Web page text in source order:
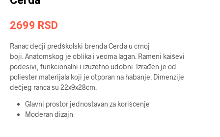
2699 RSD
Ranac dečji predškolski brenda Cerda u crnoj
boji. Anatomskog je oblika i veoma lagan. Rameni kaiševi
podesivi, funkcionalni i izuzetno udobni. Izrađen je od
poliester materijala koji je otporan na habanje. Dimenzije
dečjeg ranca su 22x9x28cm.
Glavni prostor jednostavan za korišćenje
Moderan dizajn